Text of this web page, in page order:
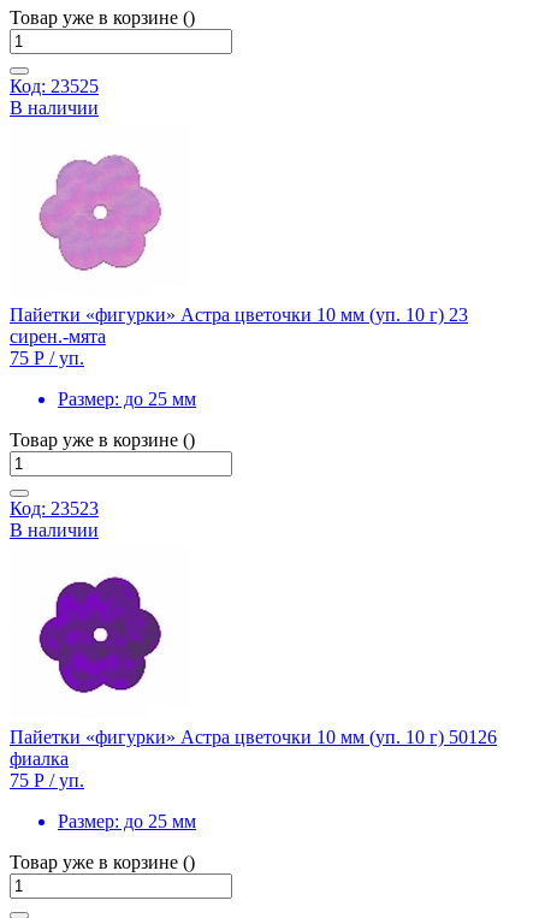
Товар уже в корзине ()
Код: 23525
В наличии
Пайетки «фигурки» Астра цветочки 10 мм (уп. 10 г) 23
сирен.-мята
75 Р / уп.
Размер: до 25 мм
Товар уже в корзине ()
Код: 23523
В наличии
Пайетки «фигурки» Астра цветочки 10 мм (уп. 10 г) 50126
фиалка
75 Р / уп.
Размер: до 25 мм
Товар уже в корзине ()